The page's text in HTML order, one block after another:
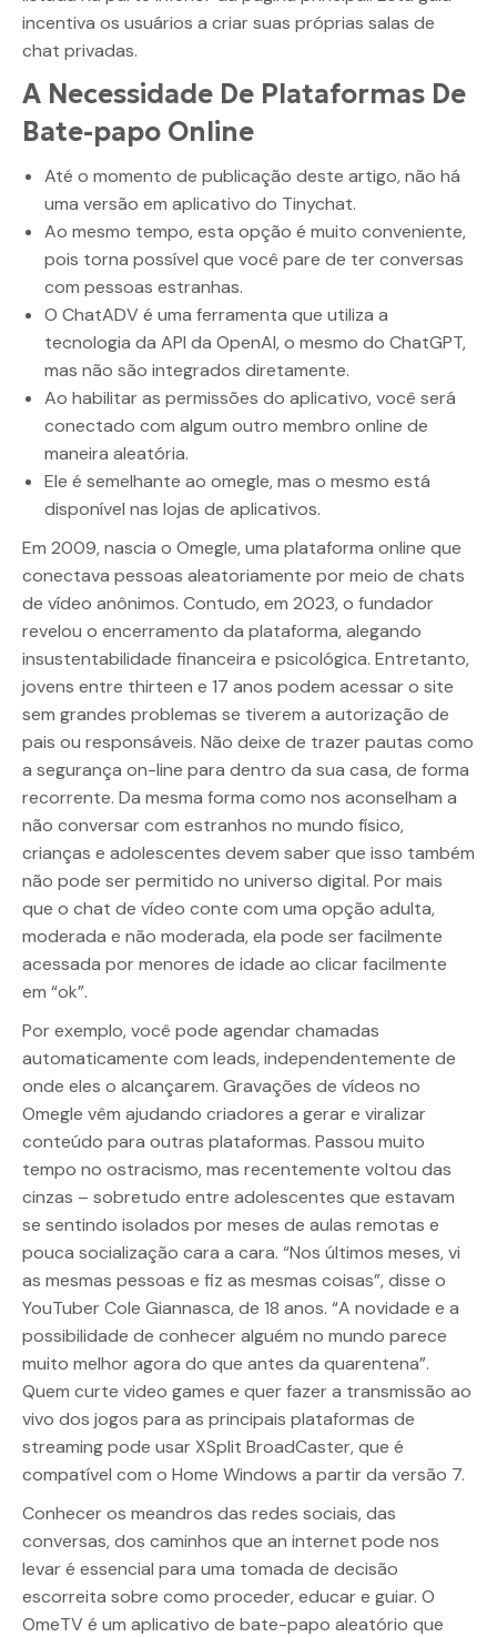
incentiva os usuários a criar suas próprias salas de
chat privadas.
A Necessidade De Plataformas De
Bate-papo Online
Até o momento de publicação deste artigo, não há
uma versão em aplicativo do Tinychat.
Ao mesmo tempo, esta opção é muito conveniente,
pois torna possível que você pare de ter conversas
com pessoas estranhas.
O ChatADV é uma ferramenta que utiliza a
tecnologia da API da OpenAI, o mesmo do ChatGPT,
mas não são integrados diretamente.
Ao habilitar as permissões do aplicativo, você será
conectado com algum outro membro online de
maneira aleatória.
Ele é semelhante ao omegle, mas o mesmo está
disponível nas lojas de aplicativos.
Em 2009, nascia o Omegle, uma plataforma online que
conectava pessoas aleatoriamente por meio de chats
de vídeo anônimos. Contudo, em 2023, o fundador
revelou o encerramento da plataforma, alegando
insustentabilidade financeira e psicológica. Entretanto,
jovens entre thirteen e 17 anos podem acessar o site
sem grandes problemas se tiverem a autorização de
pais ou responsáveis. Não deixe de trazer pautas como
a segurança on-line para dentro da sua casa, de forma
recorrente. Da mesma forma como nos aconselham a
não conversar com estranhos no mundo físico,
crianças e adolescentes devem saber que isso também
não pode ser permitido no universo digital. Por mais
que o chat de vídeo conte com uma opção adulta,
moderada e não moderada, ela pode ser facilmente
acessada por menores de idade ao clicar facilmente
em “ok”.
Por exemplo, você pode agendar chamadas
automaticamente com leads, independentemente de
onde eles o alcançarem. Gravações de vídeos no
Omegle vêm ajudando criadores a gerar e viralizar
conteúdo para outras plataformas. Passou muito
tempo no ostracismo, mas recentemente voltou das
cinzas – sobretudo entre adolescentes que estavam
se sentindo isolados por meses de aulas remotas e
pouca socialização cara a cara. “Nos últimos meses, vi
as mesmas pessoas e fiz as mesmas coisas”, disse o
YouTuber Cole Giannasca, de 18 anos. “A novidade e a
possibilidade de conhecer alguém no mundo parece
muito melhor agora do que antes da quarentena”.
Quem curte video games e quer fazer a transmissão ao
vivo dos jogos para as principais plataformas de
streaming pode usar XSplit BroadCaster, que é
compatível com o Home Windows a partir da versão 7.
Conhecer os meandros das redes sociais, das
conversas, dos caminhos que an internet pode nos
levar é essencial para uma tomada de decisão
escorreita sobre como proceder, educar e guiar. O
OmeTV é um aplicativo de bate-papo aleatório que